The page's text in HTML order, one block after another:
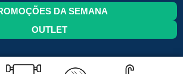
DA SEMANA
OUTLET